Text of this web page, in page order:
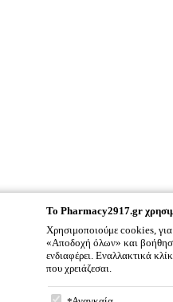
To Pharmacy2917.gr
Χρησιμοποιούμε cookies,
«Αποδοχή όλων» και
ενδιαφέρει. Εναλλακτικά
που χρειάζεσαι.
To